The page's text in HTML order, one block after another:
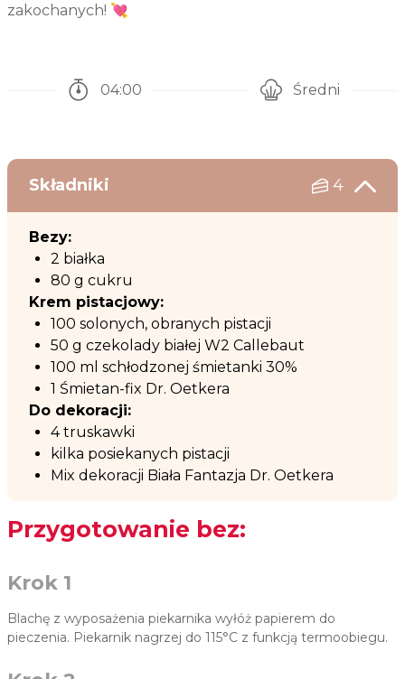
zakochanych! 💘
04:00
Średni
Składniki 4
Bezy:
2 białka
80 g cukru
Krem pistacjowy:
100 solonych, obranych pistacji
50 g czekolady białej W2 Callebaut
100 ml schłodzonej śmietanki 30%
1 Śmietan-fix Dr. Oetkera
Do dekoracji:
4 truskawki
kilka posiekanych pistacji
Mix dekoracji Biała Fantazja Dr. Oetkera
Przygotowanie bez:
Krok 1
Blachę z wyposażenia piekarnika wyłóż papierem do
pieczenia. Piekarnik nagrzej do 115°C z funkcją termoobiegu.